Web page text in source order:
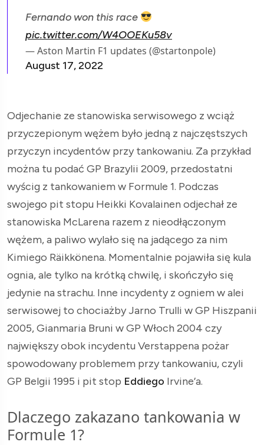
Fernando won this race
pic.twitter.com/W4OOEKu58v
— Aston Martin F1 updates (@startonpole)
August 17, 2022
Odjechanie ze stanowiska serwisowego z wciąż
przyczepionym wężem było jedną z najczęstszych
przyczyn incydentów przy tankowaniu. Za przykład
można tu podać GP Brazylii 2009, przedostatni
wyścig z tankowaniem w Formule 1. Podczas
swojego pit stopu Heikki Kovalainen odjechał ze
stanowiska McLarena razem z nieodłączonym
wężem, a paliwo wylało się na jadącego za nim
Kimiego Räikkönena. Momentalnie pojawiła się kula
ognia, ale tylko na krótką chwilę, i skończyło się
jedynie na strachu. Inne incydenty z ogniem w alei
serwisowej to chociażby Jarno Trulli w GP Hiszpanii
2005, Gianmaria Bruni w GP Włoch 2004 czy
największy obok incydentu Verstappena pożar
spowodowany problemem przy tankowaniu, czyli
GP Belgii 1995 i pit stop Eddiego Irvine’a.
Dlaczego zakazano tankowania w
Formule 1?